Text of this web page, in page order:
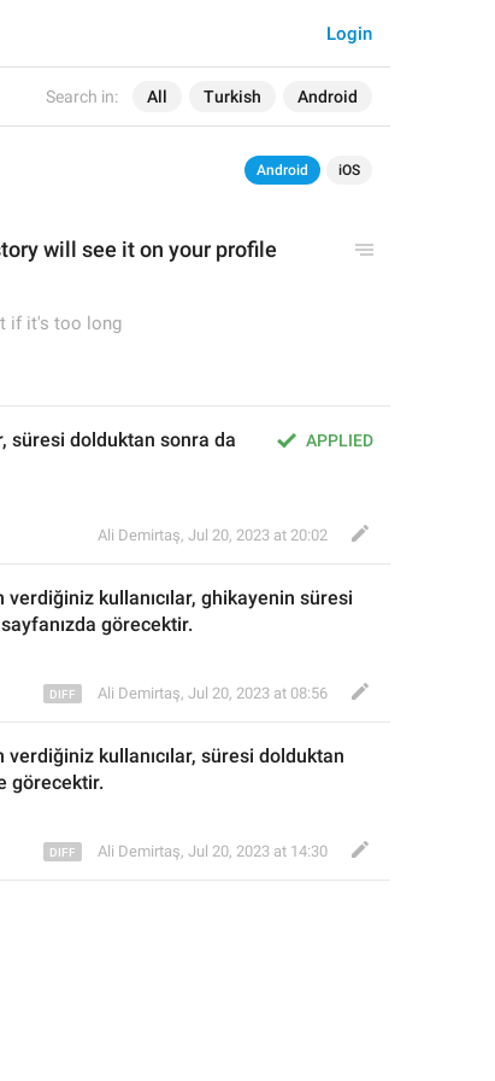
Search in: All Turkish Android
Login
Android iOS
will see it on your profile
if it's too long
APPLIED
süresi dolduktan sonra da
Ali Demirtaş, Jul 20, 2023 at 20:02
verdiğiniz kullanıcılar, ghikayenin süresi
görecektir.
Ali Demirtaş, Jul 20, 2023 at 08:56
verdiğiniz kullanıcılar, süresi dolduktan
görecektir.
Ali Demirtaş, Jul 20, 2023 at 14:30